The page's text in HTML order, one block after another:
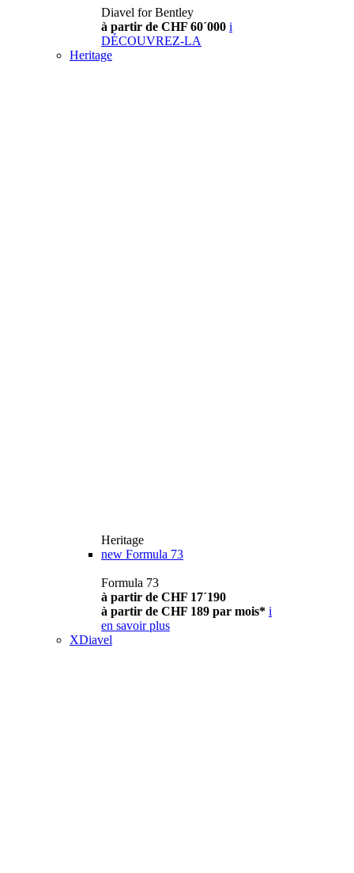
Diavel for Bentley
à partir de CHF 60´000 i
DÉCOUVREZ-LA
Heritage
Heritage
new Formula 73
Formula 73
à partir de CHF 17´190
à partir de CHF 189 par mois* i
en savoir plus
XDiavel